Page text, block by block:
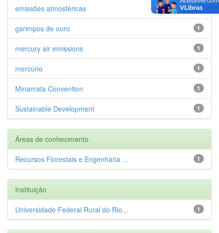
1
emissões atmosféricas
1
garimpos de ouro
1
mercury air emissions
1
mercúrio
1
Minamata Convention
1
Sustainable Development
Áreas de conhecimento
1
Recursos Florestais e Engenharia ...
Instituição
1
Universidade Federal Rural do Rio...